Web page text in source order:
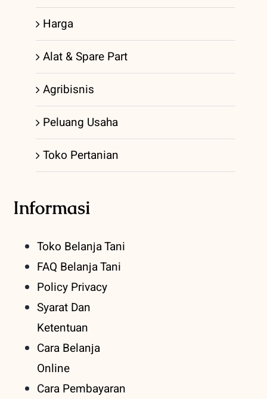
Harga
Alat & Spare Part
Agribisnis
Peluang Usaha
Toko Pertanian
Informasi
Toko Belanja Tani
FAQ Belanja Tani
Policy Privacy
Syarat Dan
Ketentuan
Cara Belanja
Online
Cara Pembayaran